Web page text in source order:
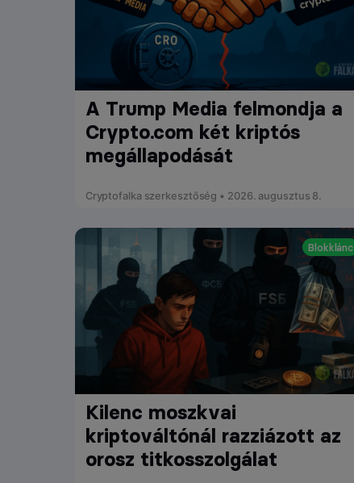
A Trump Media felmondja a
Crypto.com két kriptós
megállapodását
Cryptofalka szerkesztőség • 2026. augusztus 8.
Blokklánc
Kilenc moszkvai
kriptováltónál razziázott az
orosz titkosszolgálat